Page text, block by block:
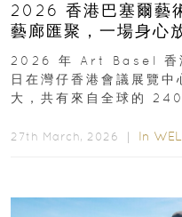
2026 香港巴塞爾
藝廊匯聚，一場身心
2026 年 Art Basel 香
日在灣仔香港會議展覽
大，共有來自全球的
27th March, 2026 ｜ In